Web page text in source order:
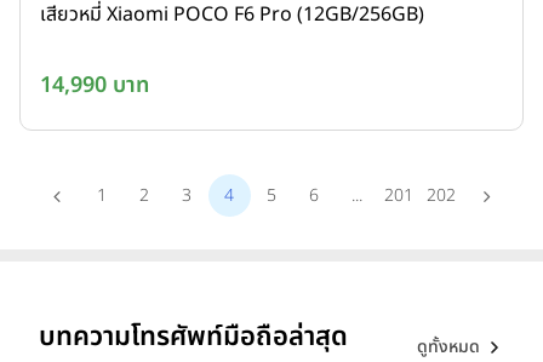
เสียวหมี่ Xiaomi POCO F6 Pro (12GB/256GB)
14,990 บาท
1 2 3 4 5 6 ... 201 202
บทความโทรศัพท์มือถือล่าสุด ดูทั้งหมด